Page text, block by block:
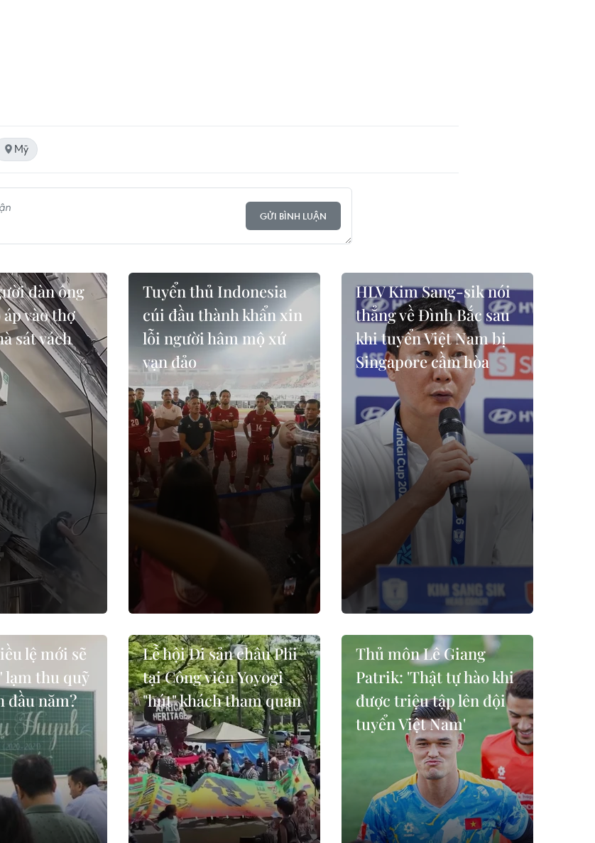
Mỹ
GỬI BÌNH LUẬN
đàn ông
vào thợ
sát vách
Tuyển thủ Indonesia
cúi đầu thành khẩn xin
lỗi người hâm mộ xứ
vạn đảo
HLV Kim Sang-sik nói
thẳng về Đình Bắc sau
khi tuyển Việt Nam bị
Singapore cầm hòa
lệ mới sẽ
lạm thu quỹ
đầu năm?
Lễ hội Di sản châu Phi
tại Công viên Yoyogi
"hút" khách tham quan
Thủ môn Lê Giang
Patrik: 'Thật tự hào khi
được triệu tập lên đội
tuyển Việt Nam'